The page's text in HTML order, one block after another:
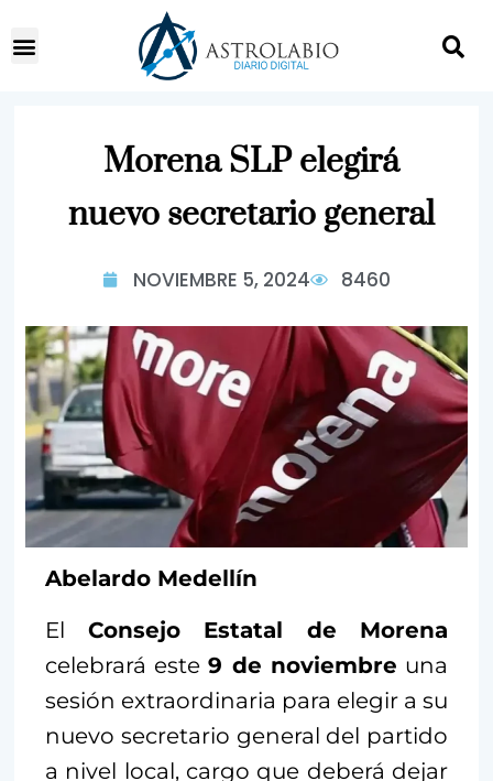
Morena SLP elegirá
nuevo secretario general
NOVIEMBRE 5, 2024 8460
Abelardo Medellín
El Consejo Estatal de Morena
celebrará este9 de noviembre una
sesión extraordinaria para elegir a su
nuevo secretario general del partido
a nivel local, cargo que deberá dejar